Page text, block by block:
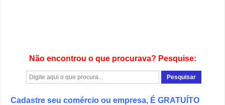
Não encontrou o que procurava? Pesquise:
Cadastre seu comércio ou empresa, É GRATUÍTO